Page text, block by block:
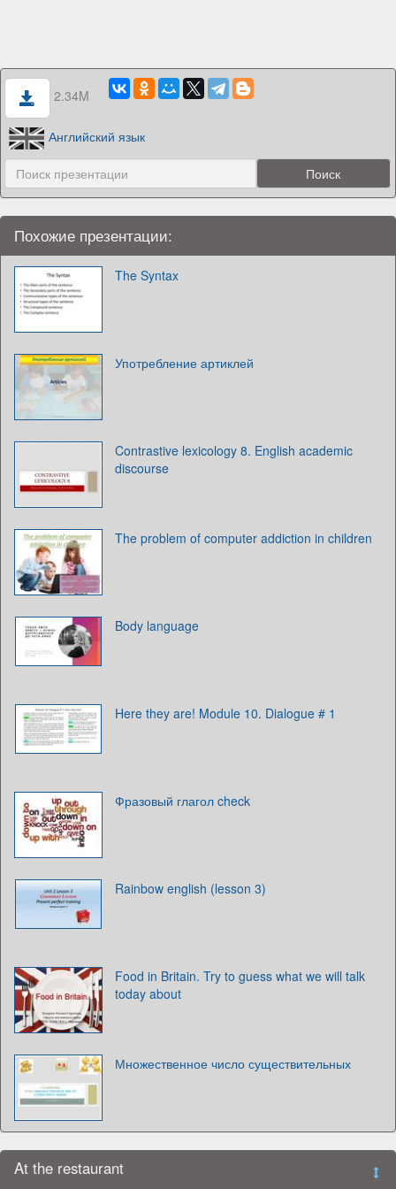
2.34M
Английский язык
Похожие презентации:
The Syntax
Употребление артиклей
Contrastive lexicology 8. English academic
discourse
The problem of computer addiction in children
Body language
Here they are! Module 10. Dialogue # 1
Фразовый глагол check
Rainbow english (lesson 3)
Food in Britain. Try to guess what we will talk
today about
Множественное число существительных
At the restaurant